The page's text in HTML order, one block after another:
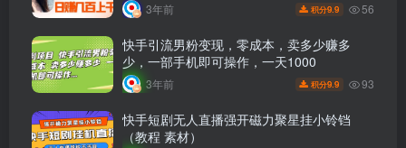
3年前 积分9.9 56
快手引流男粉变现，零成本，卖多少赚多
少，一部手机即可操作，一天1000
3年前 积分9.9 93
快手短剧无人直播强开磁力聚星挂小铃铛
（教程 素材）